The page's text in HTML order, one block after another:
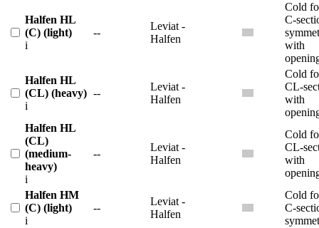
Halfen HL
(C) (light)
i
--
Leviat -
Halfen
Cold
C-
with
Halfen HL
(CL) (heavy)
i
--
Leviat -
Halfen
Cold
CL-
with
Halfen HL
(CL)
(medium-
heavy)
i
--
Leviat -
Halfen
Cold
CL-
with
Halfen HM
(C) (light)
i
--
Leviat -
Halfen
Cold
C-